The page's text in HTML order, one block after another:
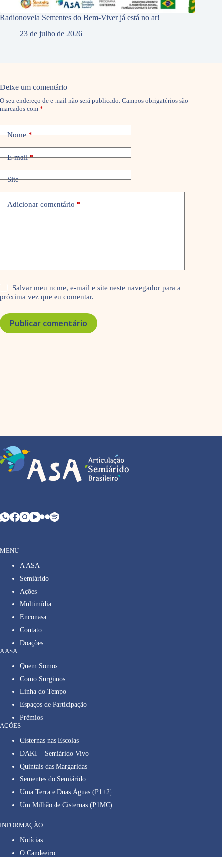
Radionovela Sementes do Bem-Viver já está no ar!
23 de julho de 2026
Deixe um comentário
O seu endereço de e-mail não será publicado. Campos obrigatórios são
marcados com *
Nome*
E-mail*
Site
Adicionar comentário *
Salvar meu nome, e-mail e site neste navegador para a
próxima vez que eu comentar.
Publicar comentário
MENU
A ASA
Semiárido
Ações
Multimídia
Enconasa
Contato
Doações
A ASA
Quem Somos
Como Surgimos
Linha do Tempo
Espaços de Participação
Prêmios
AÇÕES
Cisternas nas Escolas
DAKI – Semiárido Vivo
Quintais das Margaridas
Sementes do Semiárido
Uma Terra e Duas Águas (P1+2)
Um Milhão de Cisternas (P1MC)
INFORMAÇÃO
Notícias
O Candeeiro